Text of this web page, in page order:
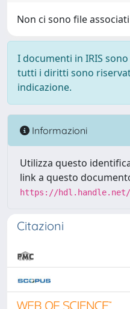
Non ci sono file
I documenti in IRIS
tutti i diritti sono
indicazione.
Informazioni
Utilizza questo
link a questo
https://hdl.handle.net/
Citazioni